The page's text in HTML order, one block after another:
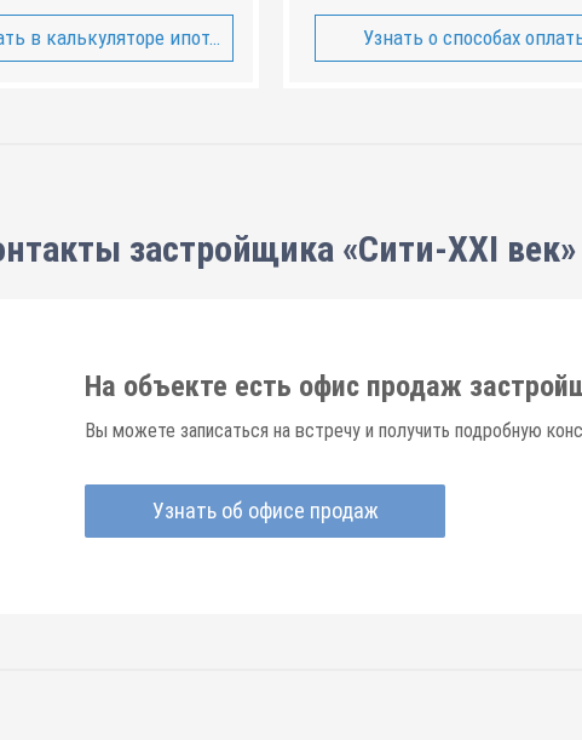
в калькуляторе ипотеки Узнать о способах
застройщика «Сити-XXI век»
На объекте есть офис продаж
Вы можете записаться на встречу и получить подробную
Узнать об офисе продаж